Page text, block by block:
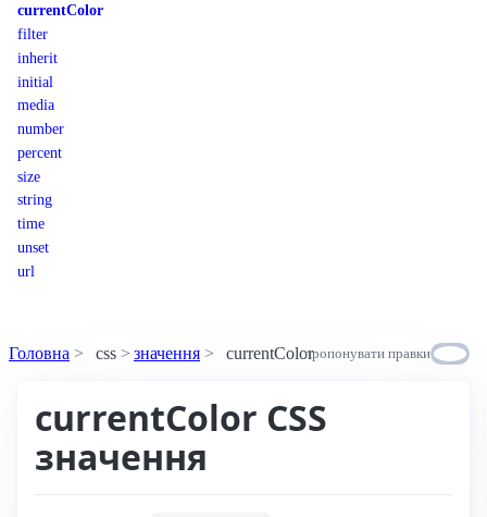
currentColor
filter
inherit
initial
media
number
percent
size
string
time
unset
url
Головна css значення currentColorпропонувати правки
currentColor CSS
значення